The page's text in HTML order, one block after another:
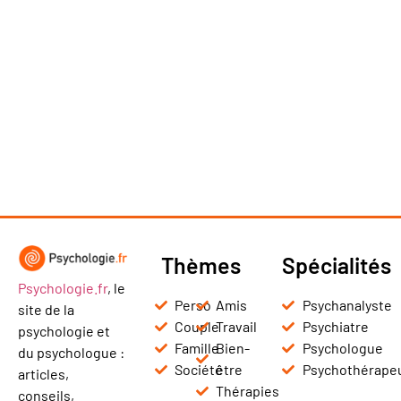
Psychologie.fr, le
site de la
psychologie et
du psychologue :
articles,
conseils,
Thèmes
Perso
Couple
Famille
Société
Amis
Travail
Bien-
être
Thérapies
Spécialités
Psychanalyste
Psychiatre
Psychologue